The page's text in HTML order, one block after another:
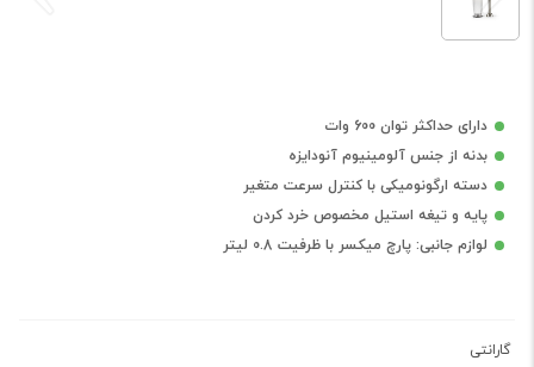
دارای حداکثر توان 600 وات
بدنه از جنس آلومینیوم آنودایزه
دسته ارگونومیکی با کنترل سرعت متغیر
پایه و تیغه استیل مخصوص خرد کردن
لوازم جانبی: پارچ میکسر با ظرفیت 0.8 لیتر
گارانتی